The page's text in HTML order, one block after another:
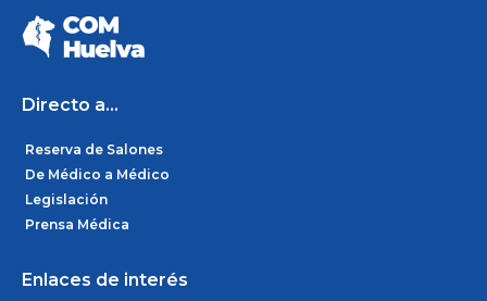
e
b
o
o
a
g
r i
Directo a...
Reserva de Salones
De Médico a Médico
Legislación
Prensa Médica
Enlaces de interés